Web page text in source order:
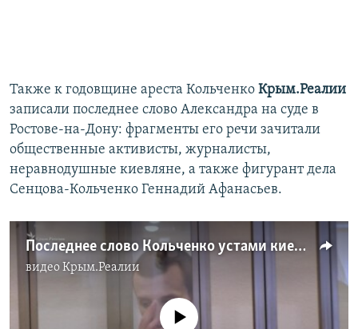
Также к годовщине ареста Кольченко Крым.Реалии
записали последнее слово Александра на суде в
Ростове-на-Дону: фрагменты его речи зачитали
общественные активисты, журналисты,
неравнодушные киевляне, а также фигурант дела
Сенцова-Кольченко Геннадий Афанасьев.
Последнее слово Кольченко устами киевлян (видео)
видеоКрым.Реалии
No media source currently available